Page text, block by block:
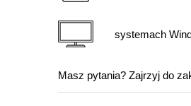
systemach
Masz pytania? Zajrzyj do